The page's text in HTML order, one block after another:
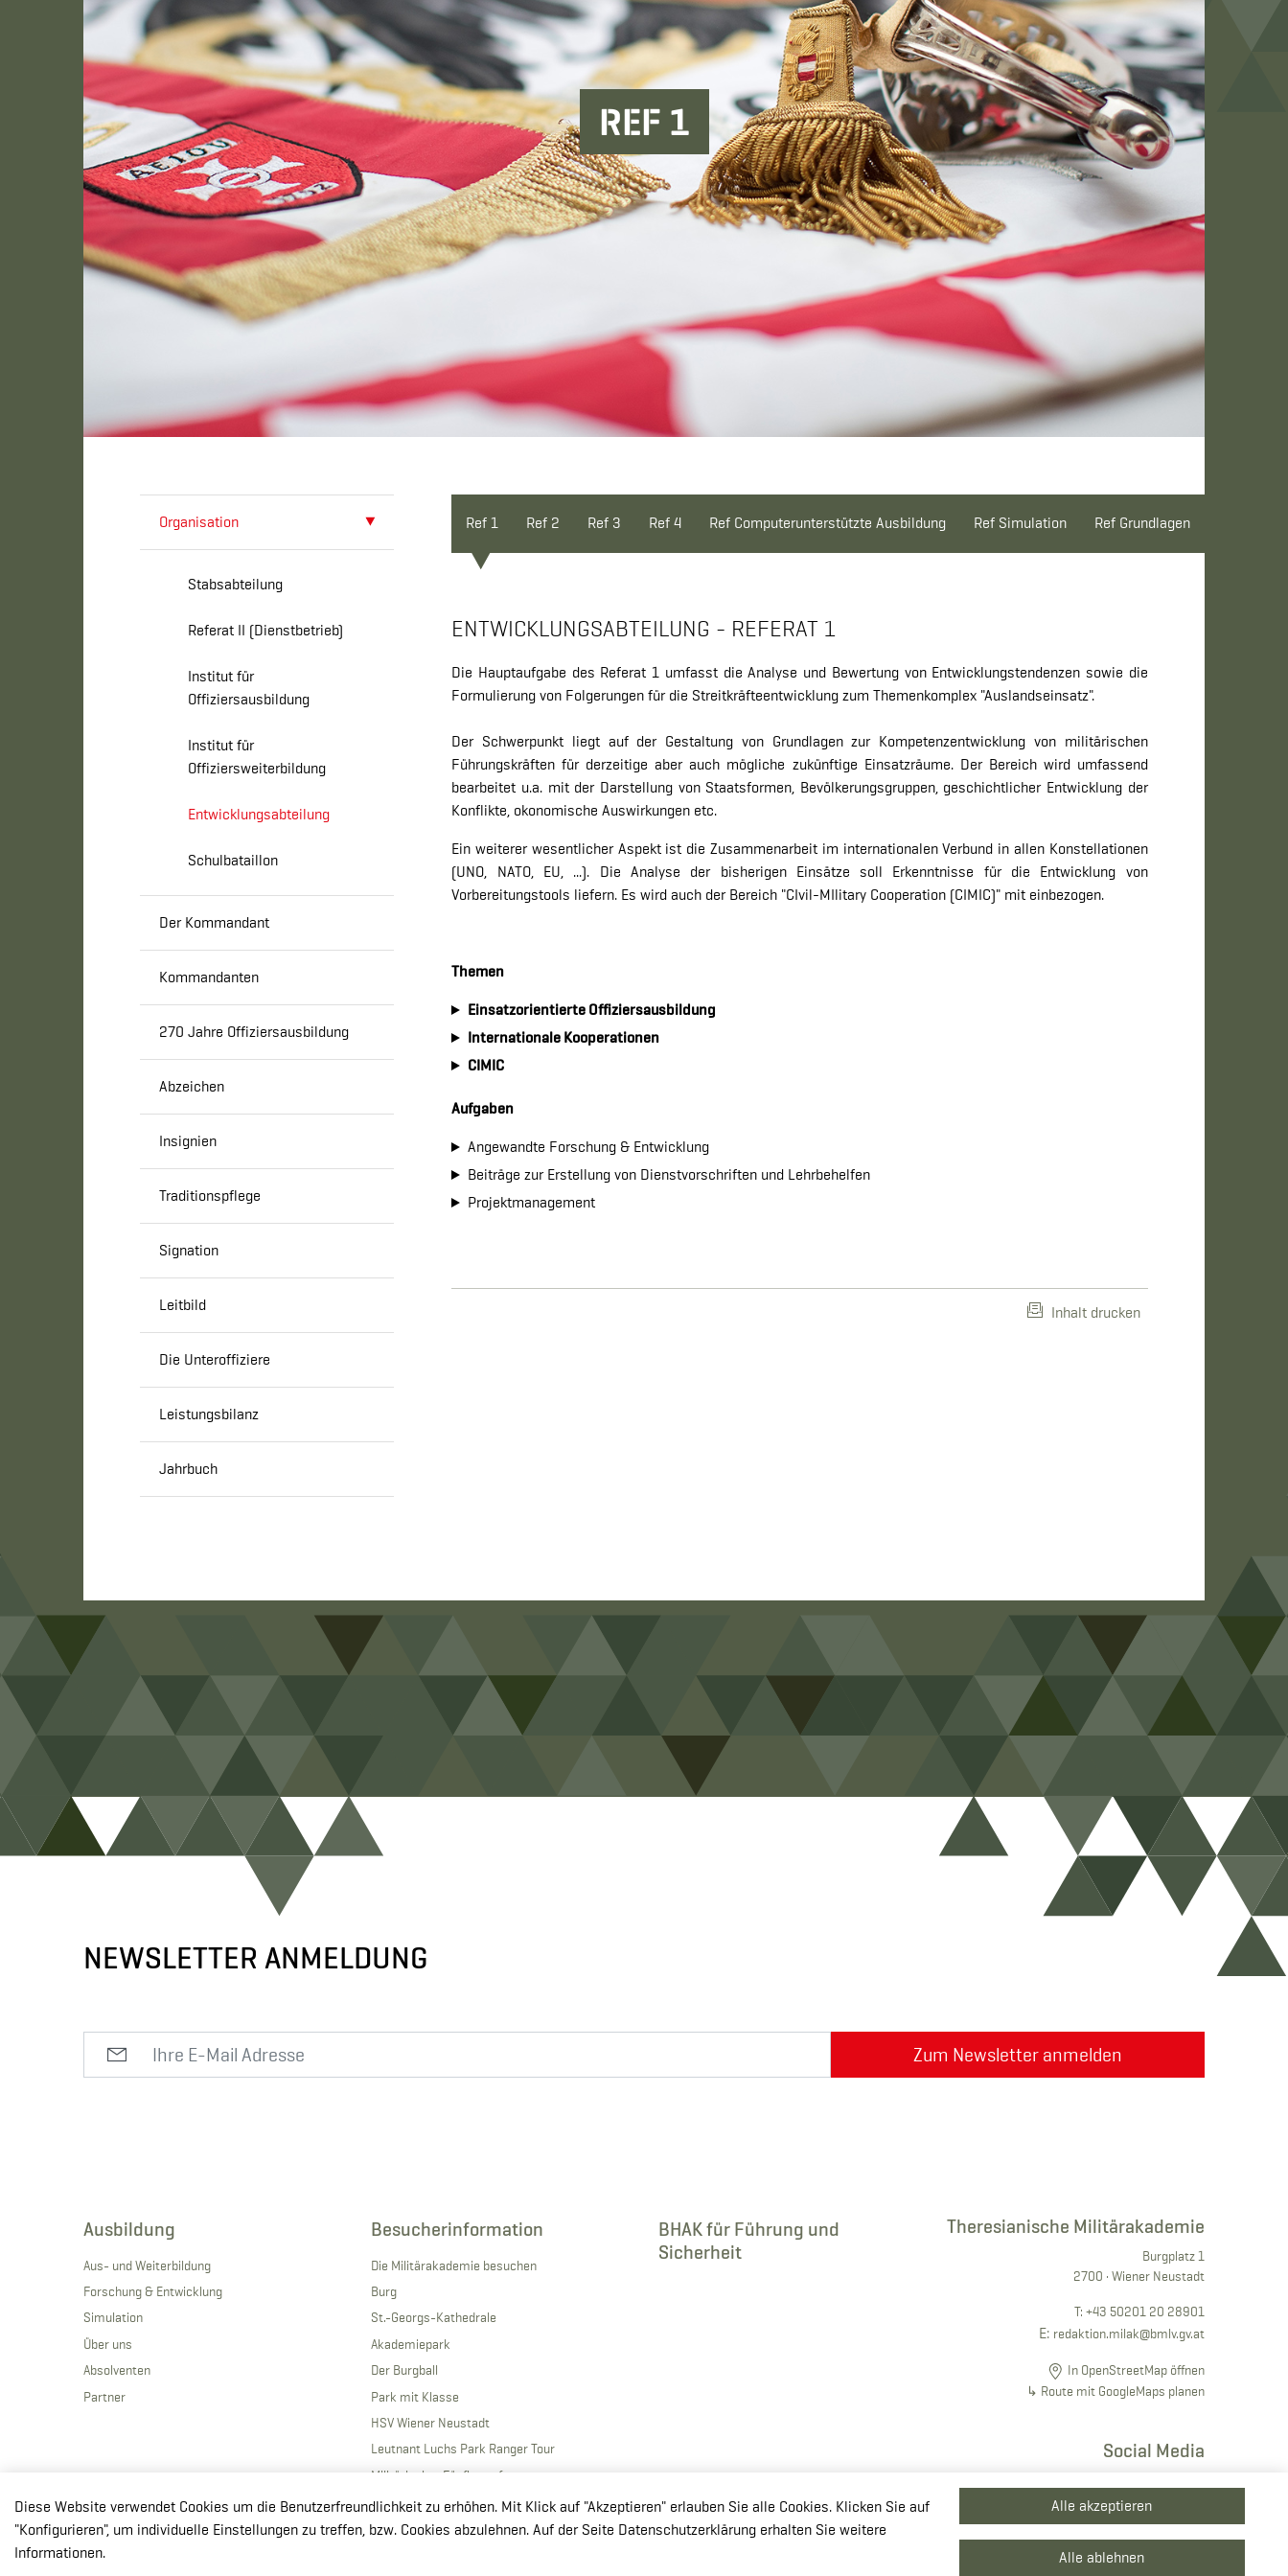
REF 1
Organisation
Stabsabteilung
Referat II (Dienstbetrieb)
Institut für
Offiziersausbildung
Institut für
Offiziersweiterbildung
Entwicklungsabteilung
Schulbataillon
Der Kommandant
Kommandanten
270 Jahre Offiziersausbildung
Abzeichen
Insignien
Traditionspflege
Signation
Leitbild
Die Unteroffiziere
Leistungsbilanz
Jahrbuch
Ref 1 Ref 2 Ref 3 Ref 4 Ref Computerunterstützte Ausbildung Ref Simulation Ref Grundlagen
ENTWICKLUNGSABTEILUNG - REFERAT 1
Die Hauptaufgabe des Referat 1 umfasst die Analyse und Bewertung von Entwicklungstendenzen sowie die
Formulierung von Folgerungen für die Streitkräfteentwicklung zum Themenkomplex "Auslandseinsatz".
Der Schwerpunkt liegt auf der Gestaltung von Grundlagen zur Kompetenzentwicklung von militärischen
Führungskräften für derzeitige aber auch mögliche zukünftige Einsatzräume. Der Bereich wird umfassend
bearbeitet u.a. mit der Darstellung von Staatsformen, Bevölkerungsgruppen, geschichtlicher Entwicklung der
Konflikte, okonomische Auswirkungen etc.
Ein weiterer wesentlicher Aspekt ist die Zusammenarbeit im internationalen Verbund in allen Konstellationen
(UNO, NATO, EU, ...). Die Analyse der bisherigen Einsätze soll Erkenntnisse für die Entwicklung von
Vorbereitungstools liefern. Es wird auch der Bereich "CIvil-MIlitary Cooperation (CIMIC)" mit einbezogen.
Themen
Einsatzorientierte Offiziersausbildung
Internationale Kooperationen
CIMIC
Aufgaben
Angewandte Forschung & Entwicklung
Beiträge zur Erstellung von Dienstvorschriften und Lehrbehelfen
Projektmanagement
Inhalt drucken
NEWSLETTER ANMELDUNG
Zum Newsletter anmelden
Ausbildung
Aus- und Weiterbildung
Forschung & Entwicklung
Simulation
Über uns
Absolventen
Partner
Besucherinformation
Die Militärakademie besuchen
Burg
St.-Georgs-Kathedrale
Akademiepark
Der Burgball
Park mit Klasse
HSV Wiener Neustadt
Leutnant Luchs Park Ranger Tour
Militärischer Fünfkampf
BHAK für Führung und
Sicherheit
Social Media
Theresianische Militärakademie
Burgplatz 1
2700 · Wiener Neustadt
T: +43 50201 20 28901
E: redaktion.milak@bmlv.gv.at
In OpenStreetMap öffnen
↳ Route mit GoogleMaps planen
Diese Website verwendet Cookies um die Benutzerfreundlichkeit zu erhöhen. Mit Klick auf "Akzeptieren" erlauben Sie alle Cookies. Klicken Sie auf
"Konfigurieren", um individuelle Einstellungen zu treffen, bzw. Cookies abzulehnen. Auf der Seite Datenschutzerklärung erhalten Sie weitere
Informationen.
Alle akzeptieren
Alle ablehnen